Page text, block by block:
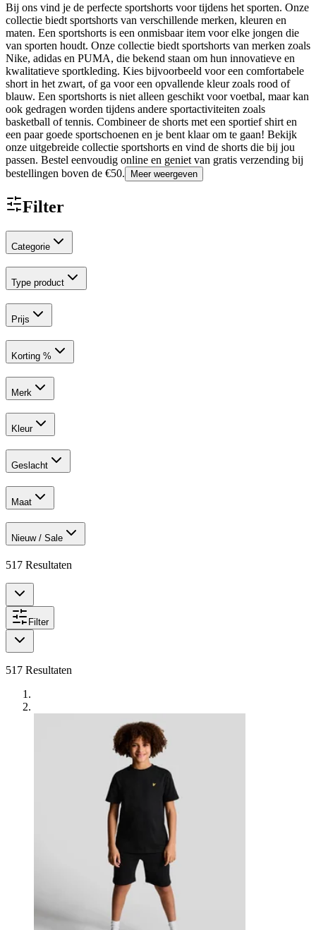
Bij ons vind je de perfecte sportshorts voor tijdens het sporten. Onze
collectie biedt sportshorts van verschillende merken, kleuren en
maten. Een sportshorts is een onmisbaar item voor elke jongen die
van sporten houdt. Onze collectie biedt sportshorts van merken zoals
Nike, adidas en PUMA, die bekend staan om hun innovatieve en
kwalitatieve sportkleding. Kies bijvoorbeeld voor een comfortabele
short in het zwart, of ga voor een opvallende kleur zoals rood of
blauw. Een sportshorts is niet alleen geschikt voor voetbal, maar kan
ook gedragen worden tijdens andere sportactiviteiten zoals
basketball of tennis. Combineer de shorts met een sportief shirt en
een paar goede sportschoenen en je bent klaar om te gaan! Bekijk
onze uitgebreide collectie sportshorts en vind de shorts die bij jou
passen. Bestel eenvoudig online en geniet van gratis verzending bij
bestellingen boven de €50.
Meer weergeven
Filter
Categorie
Type product
Prijs
Korting %
Merk
Kleur
Geslacht
Maat
Nieuw / Sale
517 Resultaten
Filter
517 Resultaten